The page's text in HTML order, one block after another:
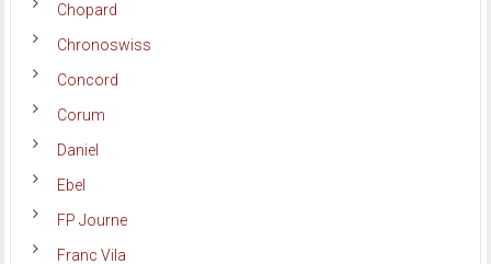
Chopard
Chronoswiss
Concord
Corum
Daniel
Ebel
FP Journe
Franc Vila